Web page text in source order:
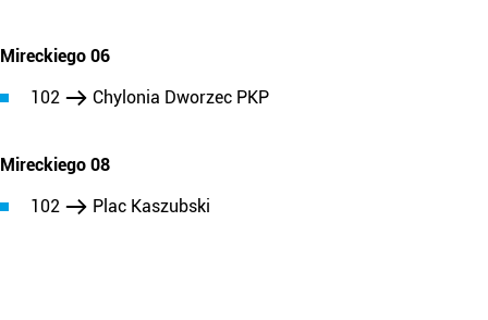
Mireckiego 06
102
Chylonia Dworzec PKP
Mireckiego 08
102
Plac Kaszubski